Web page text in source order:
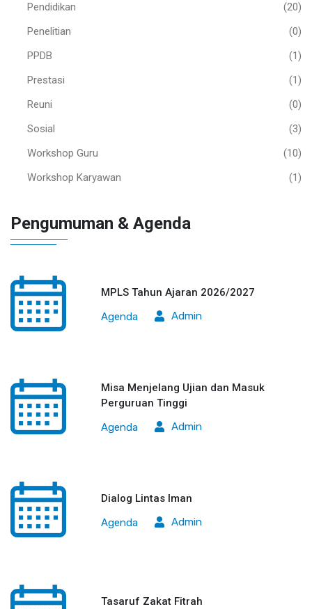
Pendidikan
(20)
Penelitian
(0)
PPDB
(1)
Prestasi
(1)
Reuni
(0)
Sosial
(3)
Workshop Guru
(10)
Workshop Karyawan
(1)
Pengumuman & Agenda
MPLS Tahun Ajaran 2026/2027
Agenda
Admin
Misa Menjelang Ujian dan Masuk
Perguruan Tinggi
Agenda
Admin
Dialog Lintas Iman
Agenda
Admin
Tasaruf Zakat Fitrah